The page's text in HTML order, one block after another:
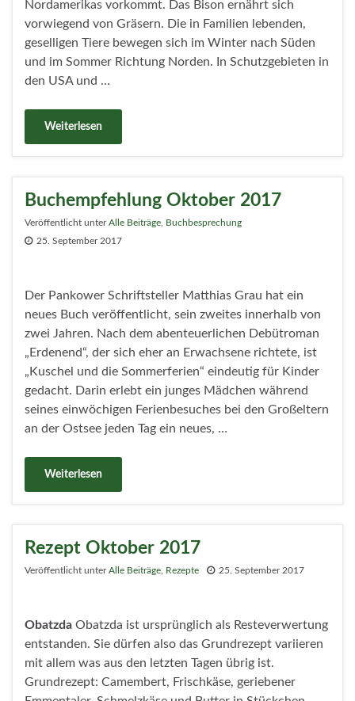
Nordamerikas vorkommt. Das Bison ernährt sich
vorwiegend von Gräsern. Die in Familien lebenden,
geselligen Tiere bewegen sich im Winter nach Süden
und im Sommer Richtung Norden. In Schutzgebieten in
den USA und …
Weiterlesen
Buchempfehlung Oktober 2017
Veröffentlicht unterAlle Beiträge Buchbesprechung
25. September 2017
Der Pankower Schriftsteller Matthias Grau hat ein
neues Buch veröffentlicht, sein zweites innerhalb von
zwei Jahren. Nach dem abenteuerlichen Debütroman
„Erdenend“, der sich eher an Erwachsene richtete, ist
„Kuschel und die Sommerferien“ eindeutig für Kinder
gedacht. Darin erlebt ein junges Mädchen während
seines einwöchigen Ferienbesuches bei den Großeltern
an der Ostsee jeden Tag ein neues, …
Weiterlesen
Rezept Oktober 2017
Veröffentlicht unterAlle Beiträge Rezepte 25. September 2017
Obatzda Obatzda ist ursprünglich als Resteverwertung
entstanden. Sie dürfen also das Grundrezept variieren
mit allem was aus den letzten Tagen übrig ist.
Grundrezept: Camembert, Frischkäse, geriebener